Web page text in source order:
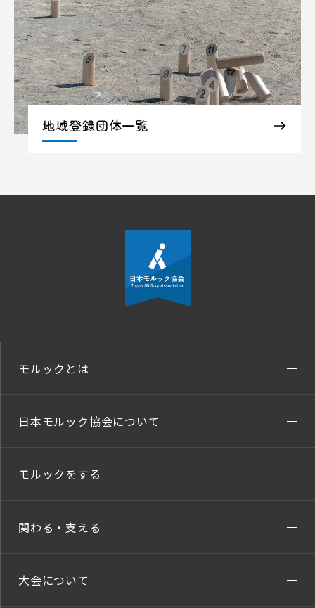
地域登録団体一覧
モルックとは
日本モルック協会について
モルックをする
関わる・支える
大会について